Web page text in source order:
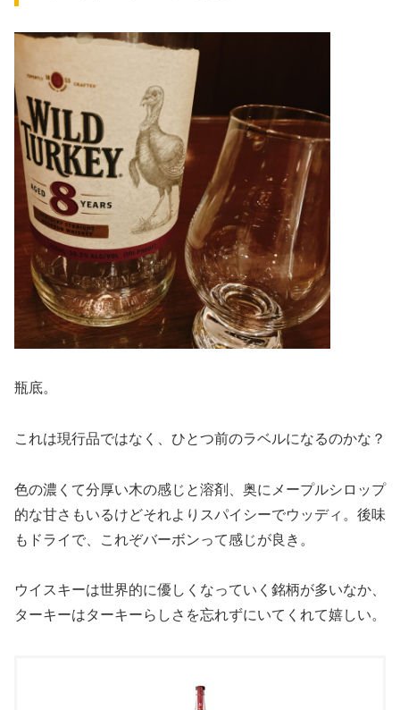
瓶底。
これは現行品ではなく、ひとつ前のラベルになるのかな？
色の濃くて分厚い木の感じと溶剤、奥にメープルシロップ
的な甘さもいるけどそれよりスパイシーでウッディ。後味
もドライで、これぞバーボンって感じが良き。
ウイスキーは世界的に優しくなっていく銘柄が多いなか、
ターキーはターキーらしさを忘れずにいてくれて嬉しい。